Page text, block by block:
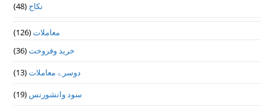
نکاح (48)
معاملات(126)
خرید وفروخت(36)
دوسرے معاملات(13)
سود وانشورنس (19)